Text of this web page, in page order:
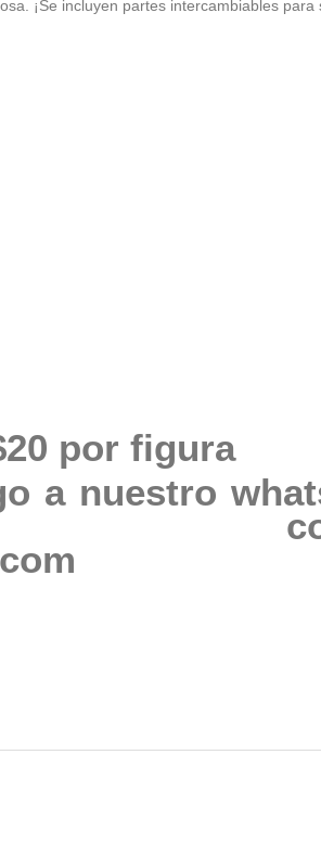
¡Se incluyen partes intercambiables
por figura
a nuestro